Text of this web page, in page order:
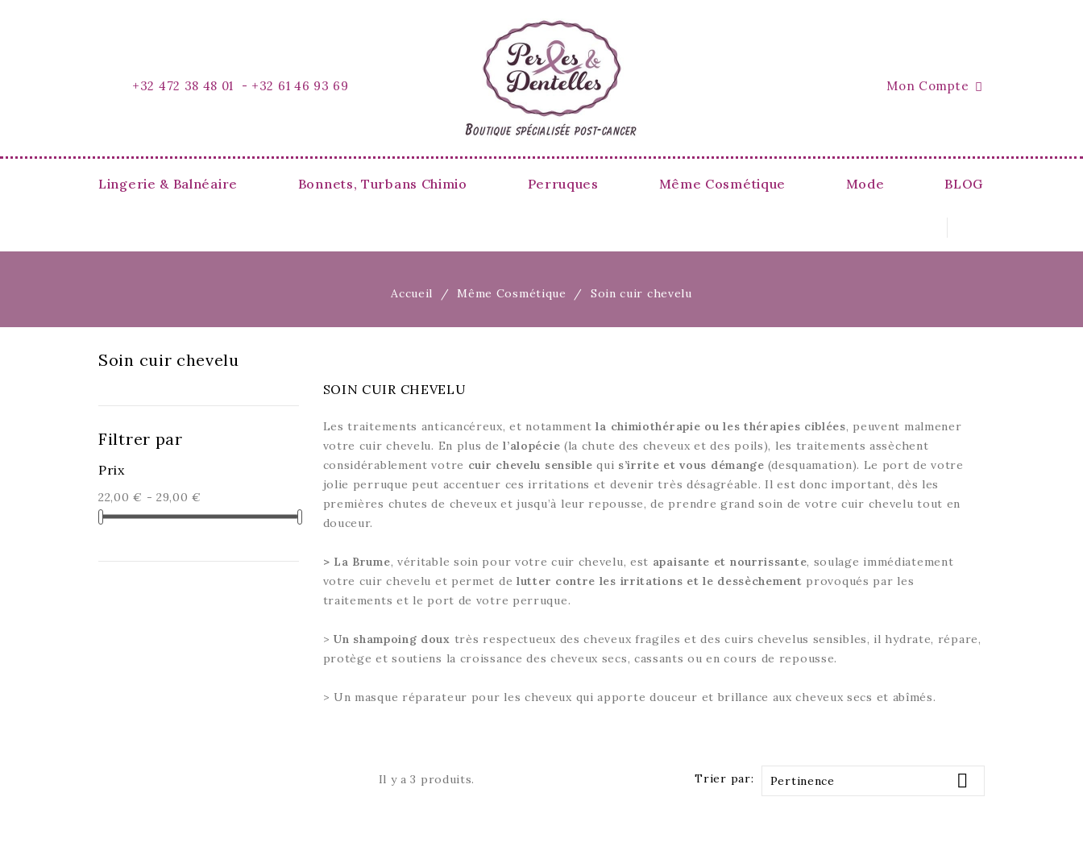
+32 472 38 48 01 - +32 61 46 93 69 Mon Compte 
Lingerie & Balnéaire Bonnets, Turbans Chimio Perruques Même Cosmétique Mode BLOG
Accueil Même Cosmétique Soin cuir chevelu
Soin cuir chevelu
Filtrer par
Prix
22,00 € - 29,00 €
SOIN CUIR CHEVELU
Les traitements anticancéreux, et notamment la chimiothérapie ou les thérapies ciblées, peuvent malmener
votre cuir chevelu. En plus del’alopécie (la chute des cheveux et des poils), les traitements assèchent
considérablement votre cuir chevelu sensible qui s’irrite et vous démange (desquamation). Le port de votre
jolie perruque peut accentuer ces irritations et devenir très désagréable. Il est donc important, dès les
premières chutes de cheveux et jusqu’à leur repousse, de prendre grand soin de votre cuir chevelu tout en
douceur.
> La Brume, véritable soin pour votre cuir chevelu, est apaisante et nourrissante, soulage immédiatement
votre cuir chevelu et permet de lutter contre les irritations et le dessèchement provoqués par les
traitements et le port de votre perruque.
> Un shampoing doux très respectueux des cheveux fragiles et des cuirs chevelus sensibles, il hydrate, répare,
protège et soutiens la croissance des cheveux secs, cassants ou en cours de repousse.
> Un masque réparateur pour les cheveux qui apporte douceur et brillance aux cheveux secs et abîmés.
Il y a 3 produits. Trier par: Pertinence 